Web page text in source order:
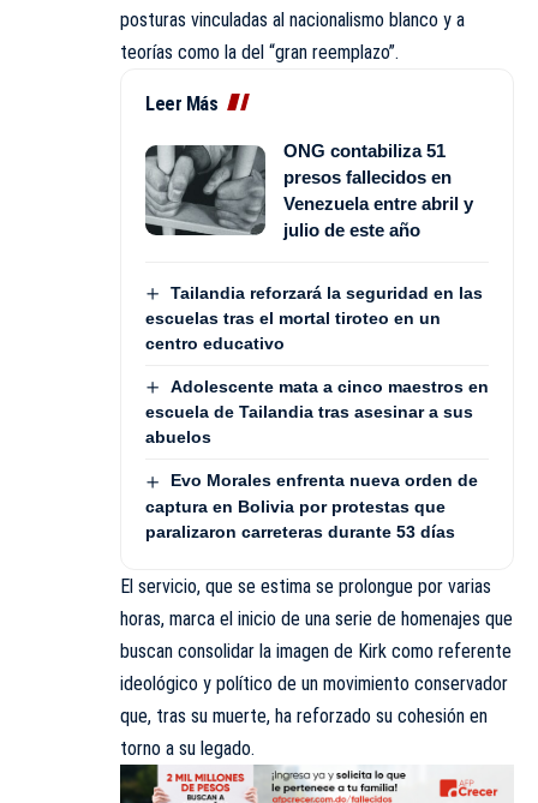
posturas vinculadas al nacionalismo blanco y a
teorías como la del “gran reemplazo”.
Leer Más
ONG contabiliza 51
presos fallecidos en
Venezuela entre abril y
julio de este año
Tailandia reforzará la seguridad en las
escuelas tras el mortal tiroteo en un
centro educativo
Adolescente mata a cinco maestros en
escuela de Tailandia tras asesinar a sus
abuelos
Evo Morales enfrenta nueva orden de
captura en Bolivia por protestas que
paralizaron carreteras durante 53 días
El servicio, que se estima se prolongue por varias
horas, marca el inicio de una serie de homenajes que
buscan consolidar la imagen de Kirk como referente
ideológico y político de un movimiento conservador
que, tras su muerte, ha reforzado su cohesión en
torno a su legado.